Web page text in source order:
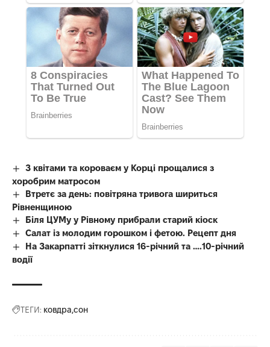
З квітами та короваєм у Корці прощалися з
хоробрим матросом
Втретє за день: повітряна тривога шириться
Рівненщиною
Біля ЦУМу у Рівному прибрали старий кіоск
Салат із молодим горошком і фетою. Рецепт дня
На Закарпатті зіткнулися 16-річний та ….10-річний
водії
ТЕГИ: ковдра сон